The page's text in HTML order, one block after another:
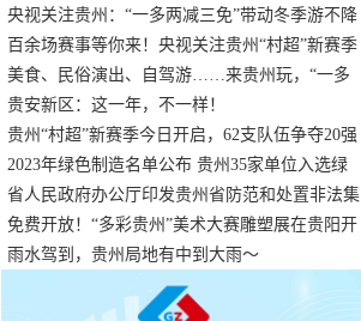
错过
央视关注贵州：“一多两减三免”带动冬季游不降
温
百余场赛事等你来！央视关注贵州“村超”新赛季
正式“打响”
美食、民俗演出、自驾游……来贵州玩，“一多
两减三免”！
贵安新区：这一年，不一样！
贵州“村超”新赛季今日开启，62支队伍争夺20强
名额
2023年绿色制造名单公布 贵州35家单位入选绿
色工厂
省人民政府办公厅印发贵州省防范和处置非法集
资工作实施细则
免费开放！“多彩贵州”美术大赛雕塑展在贵阳开
展，持续至1月19日
雨水驾到，贵州局地有中到大雨～